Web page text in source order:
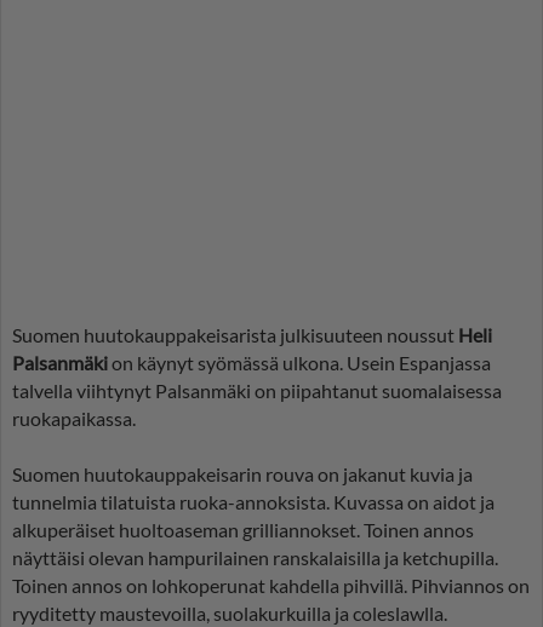
Suomen huutokauppakeisarista julkisuuteen noussut Heli
Palsanmäkion käynyt syömässä ulkona. Usein Espanjassa
talvella viihtynyt Palsanmäki on piipahtanut suomalaisessa
ruokapaikassa.
Suomen huutokauppakeisarin rouva on jakanut kuvia ja
tunnelmia tilatuista ruoka-annoksista. Kuvassa on aidot ja
alkuperäiset huoltoaseman grilliannokset. Toinen annos
näyttäisi olevan hampurilainen ranskalaisilla ja ketchupilla.
Toinen annos on lohkoperunat kahdella pihvillä. Pihviannos on
ryyditetty maustevoilla, suolakurkuilla ja coleslawlla.